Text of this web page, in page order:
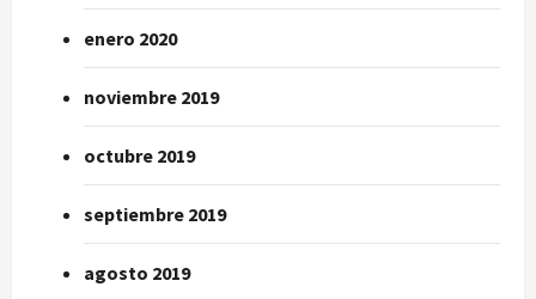
enero 2020
noviembre 2019
octubre 2019
septiembre 2019
agosto 2019